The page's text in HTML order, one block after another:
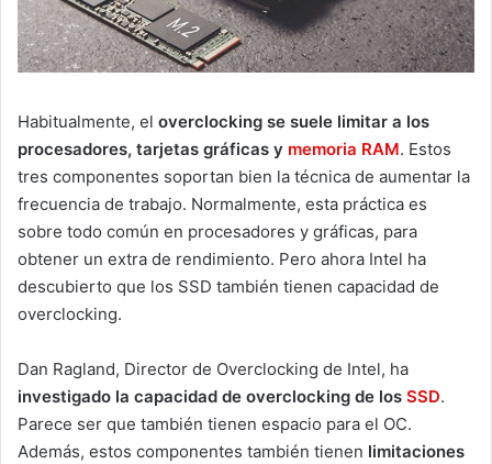
Habitualmente, el overclocking se suele limitar a los
procesadores, tarjetas gráficas y memoria RAM. Estos
tres componentes soportan bien la técnica de aumentar la
frecuencia de trabajo. Normalmente, esta práctica es
sobre todo común en procesadores y gráficas, para
obtener un extra de rendimiento. Pero ahora Intel ha
descubierto que los SSD también tienen capacidad de
overclocking.
Dan Ragland, Director de Overclocking de Intel, ha
investigado la capacidad de overclocking de los SSD.
Parece ser que también tienen espacio para el OC.
Además, estos componentes también tienen limitaciones